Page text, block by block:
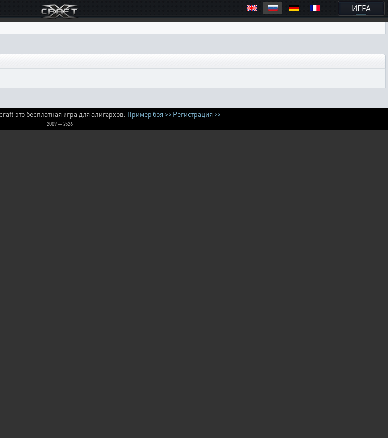
ИГРА
это бесплатная игра для алигархов. Пример боя >> Регистрация >>
2009 — 2526